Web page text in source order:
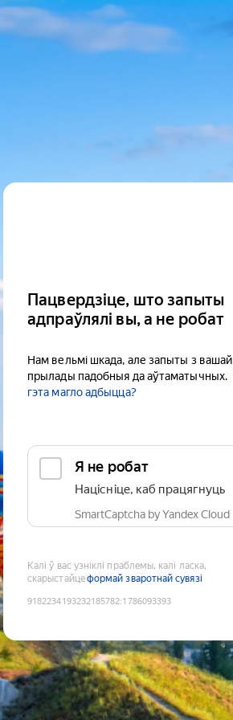
Пацвердзіце, што запыты
адпраўлялі вы, а не робат
Нам вельмі шкада, але запыты з вашай
прылады падобныя да аўтаматычных.
гэта магло адбыцца?
Я не робат
Націсніце, каб працягнуць
SmartCaptcha by Yandex Cloud
Калі ў вас узніклі праблемы, калі ласка,
скарыстайцеформай зваротнай сувязі
9182234193232185782:1786093393